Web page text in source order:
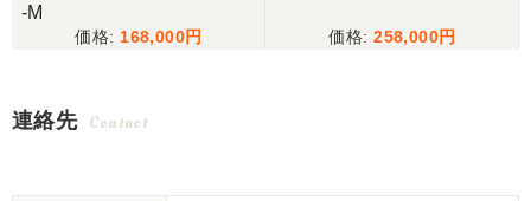
-M
168,000 258,000
連絡先 Contact